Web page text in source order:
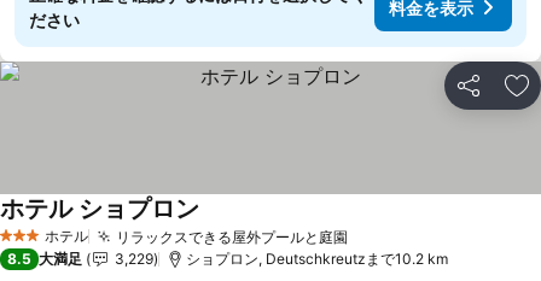
ださい
料金を表示
シェア お
3 ホテルのランク
ホテル リラックスできる屋外プールと庭園
ホテル ショプロン
8.5 大満足 3,229 ショプロン, Deutschkreutzまで10.2 km